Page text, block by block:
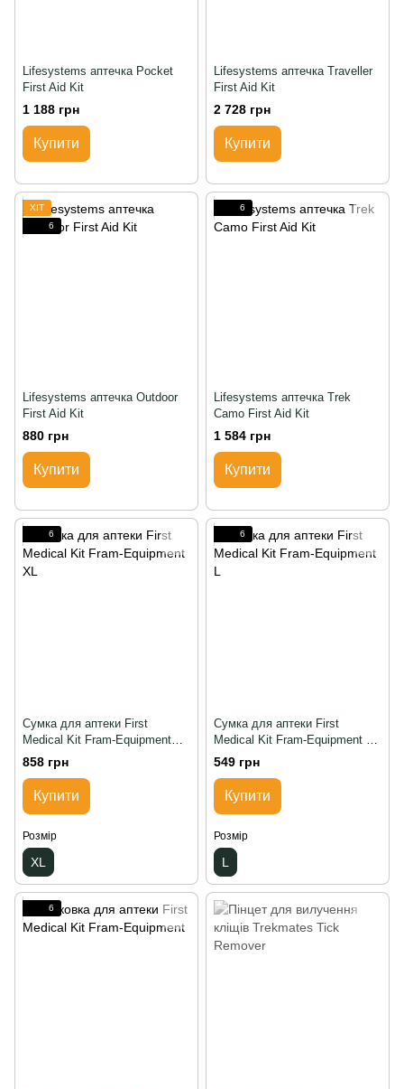
Lifesystems аптечка Pocket
First Aid Kit
1 188 грн
Купити
Lifesystems аптечка Traveller
First Aid Kit
2 728 грн
Купити
ХІТ
6
Lifesystems аптечка Outdoor
First Aid Kit
880 грн
Купити
6
Lifesystems аптечка Trek
Camo First Aid Kit
1 584 грн
Купити
6
Сумка для аптеки First
Medical Kit Fram-Equipment
XL, XL, Червоний
858 грн
Купити
Розмір
XL
6
Сумка для аптеки First
Medical Kit Fram-Equipment L,
L, Червоний
549 грн
Купити
Розмір
L
6